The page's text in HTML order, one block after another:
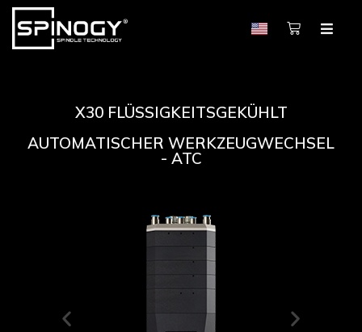
X30 FLÜSSIGKEITSGEKÜHLT
AUTOMATISCHER WERKZEUGWECHSEL
- ATC